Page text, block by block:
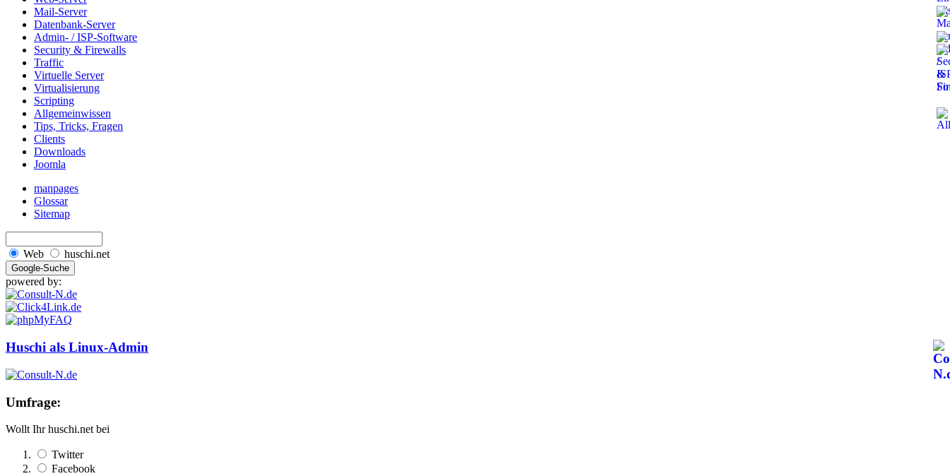
Mail-Server
Datenbank-Server
Admin- / ISP-Software
Security & Firewalls
Traffic
Virtuelle Server
Virtualisierung
Scripting
Allgemeinwissen
Tips, Tricks, Fragen
Clients
Downloads
Joomla
manpages
Glossar
Sitemap
Web huschi.net
powered by:
Huschi als Linux-Admin
Umfrage:
Wollt Ihr huschi.net bei
Twitter
Facebook